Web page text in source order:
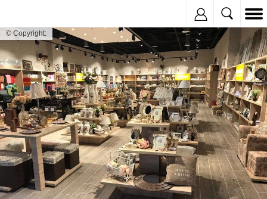
© Copyright: